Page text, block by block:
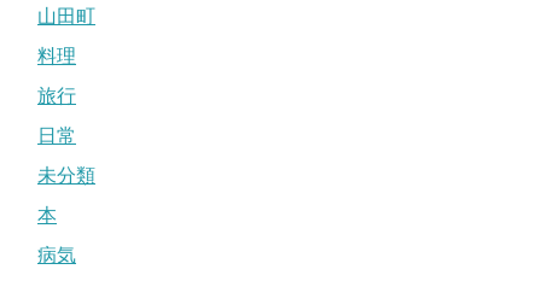
山田町
料理
旅行
日常
未分類
本
病気